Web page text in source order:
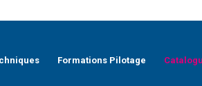
Formations Pilotage